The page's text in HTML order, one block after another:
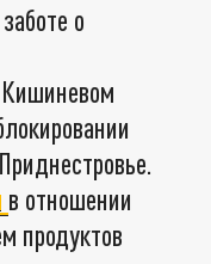
о
в отношении
продуктов